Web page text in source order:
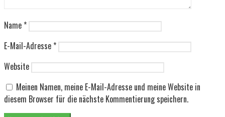
Name *
E-Mail-Adresse *
Website
Meinen Namen, meine E-Mail-Adresse und meine Website in
diesem Browser für die nächste Kommentierung speichern.